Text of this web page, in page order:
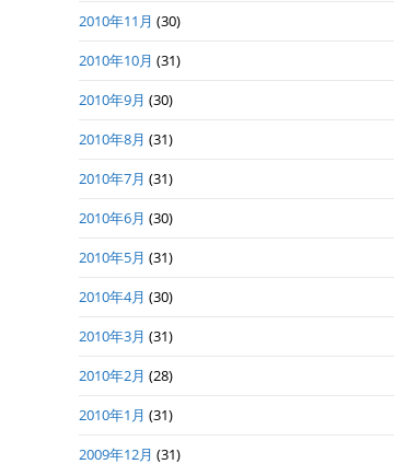
2010年11月 (30)
2010年10月 (31)
2010年9月 (30)
2010年8月 (31)
2010年7月 (31)
2010年6月 (30)
2010年5月 (31)
2010年4月 (30)
2010年3月 (31)
2010年2月 (28)
2010年1月 (31)
2009年12月 (31)